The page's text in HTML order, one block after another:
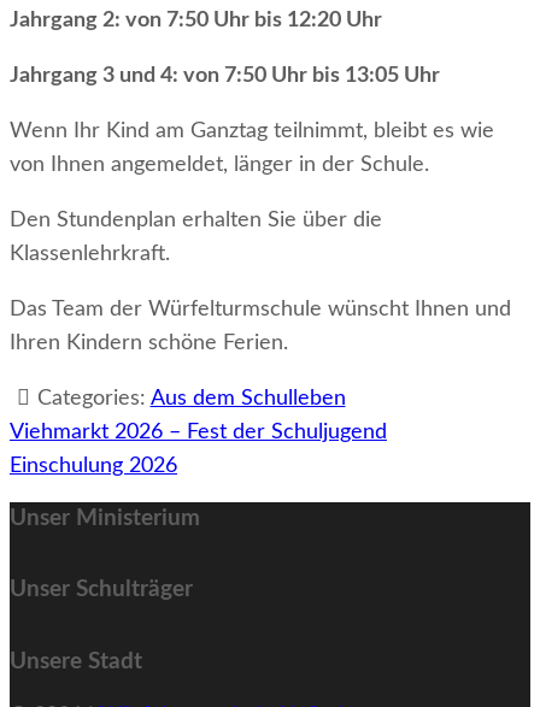
Jahrgang 2: von 7:50 Uhr bis 12:20 Uhr
Jahrgang 3 und 4: von 7:50 Uhr bis 13:05 Uhr
Wenn Ihr Kind am Ganztag teilnimmt, bleibt es wie
von Ihnen angemeldet, länger in der Schule.
Den Stundenplan erhalten Sie über die
Klassenlehrkraft.
Das Team der Würfelturmschule wünscht Ihnen und
Ihren Kindern schöne Ferien.
Categories: Aus dem Schulleben
Beitragsnavigation
Viehmarkt 2026 – Fest der Schuljugend
Einschulung 2026
Unser Ministerium
Unser Schulträger
Unsere Stadt